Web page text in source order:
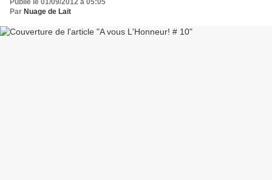
Publié le 01/09/2012 à 05:05
Par Nuage de Lait